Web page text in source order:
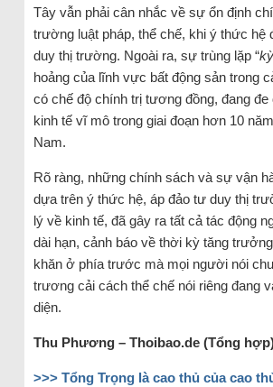
Tây vẫn phải cân nhắc về sự ổn định
trường luật pháp, thể chế, khi ý thức hệ
duy thị trường. Ngoài ra, sự trùng lặp “
hoảng của lĩnh vực bất động sản trong
có chế độ chính trị tương đồng, đang đe
kinh tế vĩ mô trong giai đoạn hơn 10
Nam.
Rõ ràng, những chính sách và sự vận
dựa trên ý thức hệ, áp đảo tư duy thị
lý về kinh tế, đã gây ra tất cả tác động
dài hạn, cảnh báo về thời kỳ tăng
khăn ở phía trước mà mọi người nói
trương cải cách thể chế nói riêng đang
diện.
Thu Phương – Thoibao.de (Tổng
>>> Tổng Trọng là cao thủ của cao